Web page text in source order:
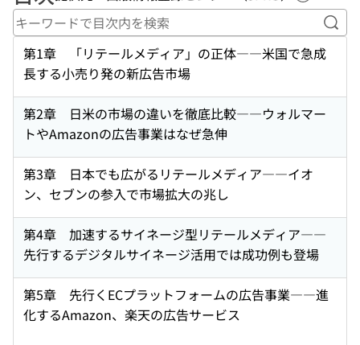
キ
第1章 「リテールメディア」の正体――米国で急成
長する小売り発の新広告市場
第2章 日米の市場の違いを徹底比較――ウォルマー
トやAmazonの広告事業はなぜ急伸
第3章 日本でも広がるリテールメディア――イオ
ン、セブンの参入で市場拡大の兆し
第4章 加速するサイネージ型リテールメディア――
先行するデジタルサイネージ活用では成功例も登場
第5章 先行くECプラットフォームの広告事業――進
化するAmazon、楽天の広告サービス